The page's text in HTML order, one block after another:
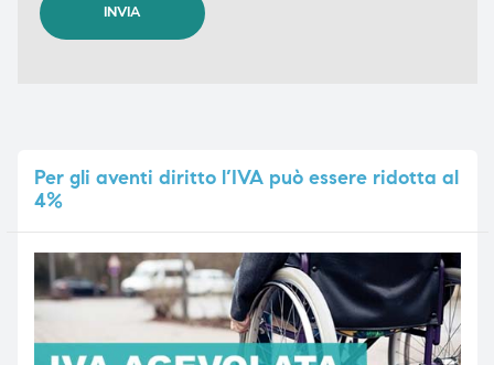
Pergli aventi diritto l’IVA può essere ridotta al
4%